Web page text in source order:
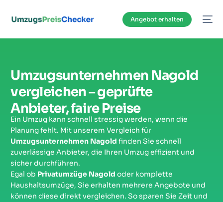
Angebot erhalten
Umzugsunternehmen Nagold
vergleichen – geprüfte
Anbieter, faire Preise
Ein Umzug kann schnell stressig werden, wenn die
Planung fehlt. Mit unserem Vergleich für
Umzugsunternehmen Nagold finden Sie schnell
zuverlässige Anbieter, die Ihren Umzug effizient und
sicher durchführen.
Egal ob Privatumzüge Nagold oder komplette
Haushaltsumzüge, Sie erhalten mehrere Angebote und
können diese direkt vergleichen. So sparen Sie Zeit und